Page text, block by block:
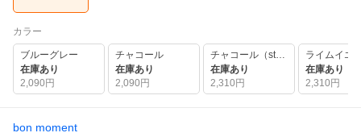
カラー
ブルーグレー
在庫あり
2,090 円
チャコール
在庫あり
2,090 円
チャコール（stripe）
在庫あり
2,310 円
在庫あり
2,310 円
bon moment